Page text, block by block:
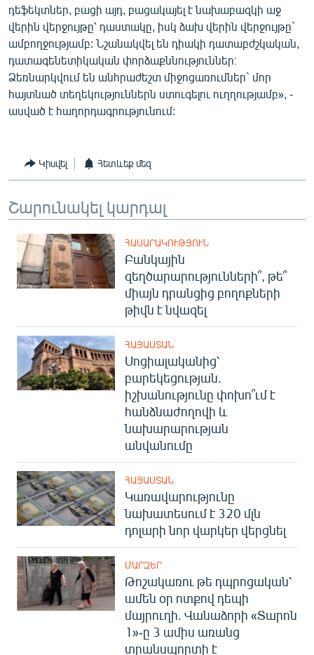
դեֆեկտներ, բացի այդ, բացակայել է նախաբազկի աջ
վերին վերջույթը՝ դաստակը, իսկ ձախ վերին վերջույթը`
ամբողջությամբ: Նշանակվել են դիակի դատաբժշկական,
դատագենետիկական փորձաքննություններ։
Ձեռնարկվում են անհրաժեշտ միջոցառումներ` մոր
հայտնած տեղեկություններն ստուգելու ուղղությամբ», -
ասված է հաղորդագրությունում:
Կիսվել Հետևեք մեզ
Շարունակել կարդալ
ՀԱՍԱՐԱԿՈՒԹՅՈՒՆ
Բանկային
զեղծարարությունների՞, թե՞
միայն դրանցից բողոքների
թիվն է նվազել
ՀԱՅԱՍՏԱՆ
Սոցիալականից՝
բարեկեցության.
իշխանությունը փոխո՞ւմ է
հանձնաժողովի և
նախարարության
անվանումը
ՀԱՅԱՍՏԱՆ
Կառավարությունը
նախատեսում է 320 մլն
դոլարի նոր վարկեր վերցնել
ՄԱՐԶԵՐ
Թոշակառու թե դպրոցական՝
ամեն օր ոտքով դեպի
մայրուղի. Վանաձորի «Տարոն
1»-ը 3 ամիս առանց
տրանսպորտի է